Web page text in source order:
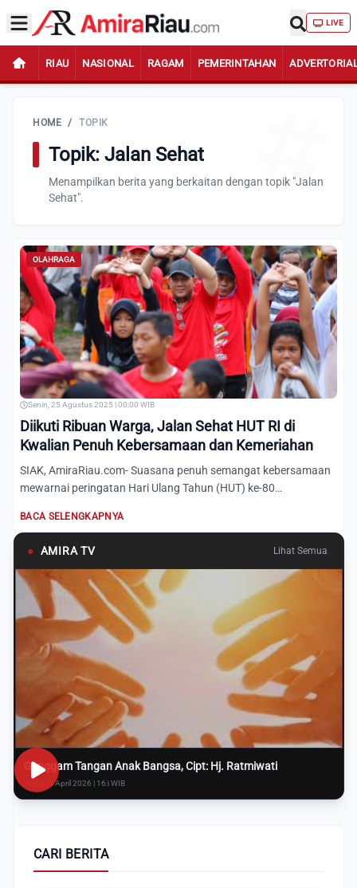
LIVE
RIAU NASIONAL RAGAM PEMERINTAHAN
HOME / TOPIK
Topik: Jalan Sehat
Menampilkan berita yang berkaitan dengan topik "Jalan
Sehat".
OLAHRAGA
Senin, 25 Agustus 2025 | 00:00 WIB
Diikuti Ribuan Warga, Jalan Sehat HUT RI di
Kwalian Penuh Kebersamaan dan Kemeriahan
SIAK, AmiraRiau.com- Suasana penuh semangat kebersamaan
mewarnai peringatan Hari Ulang Tahun (HUT) ke-80
BACA SELENGKAPNYA
● AMIRA TV Lihat Semua
Genggam Tangan Anak Bangsa, Cipt: Hj. Ratmiwati
Rabu, 8 April 2026 | 16:i WIB
CARI BERITA